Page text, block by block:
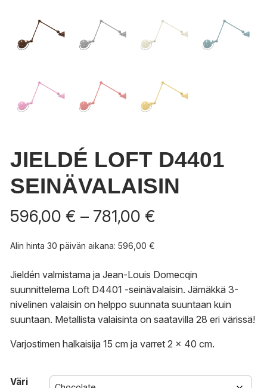
JIELDÉ LOFT D4401
SEINÄVALAISIN
596,00 € – 781,00 €
Alin hinta 30 päivän aikana: 596,00 €
Jieldén valmistama ja Jean-Louis Domecqin
suunnittelema Loft D4401 -seinävalaisin. Jämäkkä 3-
nivelinen valaisin on helppo suunnata suuntaan kuin
suuntaan. Metallista valaisinta on saatavilla 28 eri värissä!
Varjostimen halkaisija 15 cm ja varret 2 x 40 cm.
Väri